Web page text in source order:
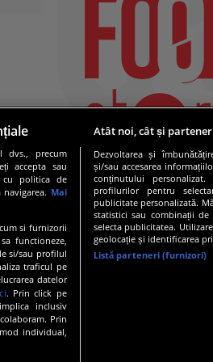
TV S.R.L |
dvs., precum
accepta sau
politica de
Mai
si furnizorii
functioneze,
si/sau profilul
traficul pe
datelor
. Prin click pe
inclusiv
Prin
individual,
Atât noi, cât și
Dezvoltarea și
și/sau accesarea
conținutului
profilurilor pentru
publicitate personalizată.
statistici sau combinații
selecta publicitatea.
geolocație și identificarea
Listă parteneri (furnizori)